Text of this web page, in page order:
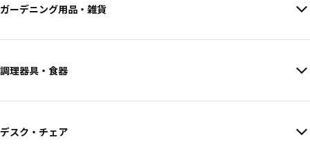
ガーデニング用品・雑貨
調理器具・食器
デスク・チェア